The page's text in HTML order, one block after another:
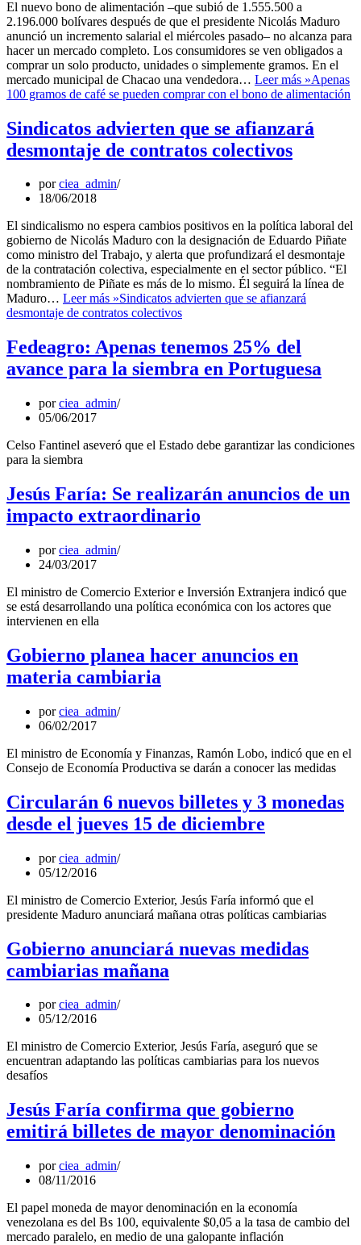
El nuevo bono de alimentación –que subió de 1.555.500 a
2.196.000 bolívares después de que el presidente Nicolás Maduro
anunció un incremento salarial el miércoles pasado– no alcanza para
hacer un mercado completo. Los consumidores se ven obligados a
comprar un solo producto, unidades o simplemente gramos. En el
mercado municipal de Chacao una vendedora… Leer más »Apenas
100 gramos de café se pueden comprar con el bono de alimentación
Sindicatos advierten que se afianzará
desmontaje de contratos colectivos
porciea_admin
18/06/2018
El sindicalismo no espera cambios positivos en la política laboral del
gobierno de Nicolás Maduro con la designación de Eduardo Piñate
como ministro del Trabajo, y alerta que profundizará el desmontaje
de la contratación colectiva, especialmente en el sector público. “El
nombramiento de Piñate es más de lo mismo. Él seguirá la línea de
Maduro… Leer más »Sindicatos advierten que se afianzará
desmontaje de contratos colectivos
Fedeagro: Apenas tenemos 25% del
avance para la siembra en Portuguesa
porciea_admin
05/06/2017
Celso Fantinel aseveró que el Estado debe garantizar las condiciones
para la siembra
Jesús Faría: Se realizarán anuncios de un
impacto extraordinario
porciea_admin
24/03/2017
El ministro de Comercio Exterior e Inversión Extranjera indicó que
se está desarrollando una política económica con los actores que
intervienen en ella
Gobierno planea hacer anuncios en
materia cambiaria
porciea_admin
06/02/2017
El ministro de Economía y Finanzas, Ramón Lobo, indicó que en el
Consejo de Economía Productiva se darán a conocer las medidas
Circularán 6 nuevos billetes y 3 monedas
desde el jueves 15 de diciembre
porciea_admin
05/12/2016
El ministro de Comercio Exterior, Jesús Faría informó que el
presidente Maduro anunciará mañana otras políticas cambiarias
Gobierno anunciará nuevas medidas
cambiarias mañana
porciea_admin
05/12/2016
El ministro de Comercio Exterior, Jesús Faría, aseguró que se
encuentran adaptando las políticas cambiarias para los nuevos
desafíos
Jesús Faría confirma que gobierno
emitirá billetes de mayor denominación
porciea_admin
08/11/2016
El papel moneda de mayor denominación en la economía
venezolana es del Bs 100, equivalente $0,05 a la tasa de cambio del
mercado paralelo, en medio de una galopante inflación